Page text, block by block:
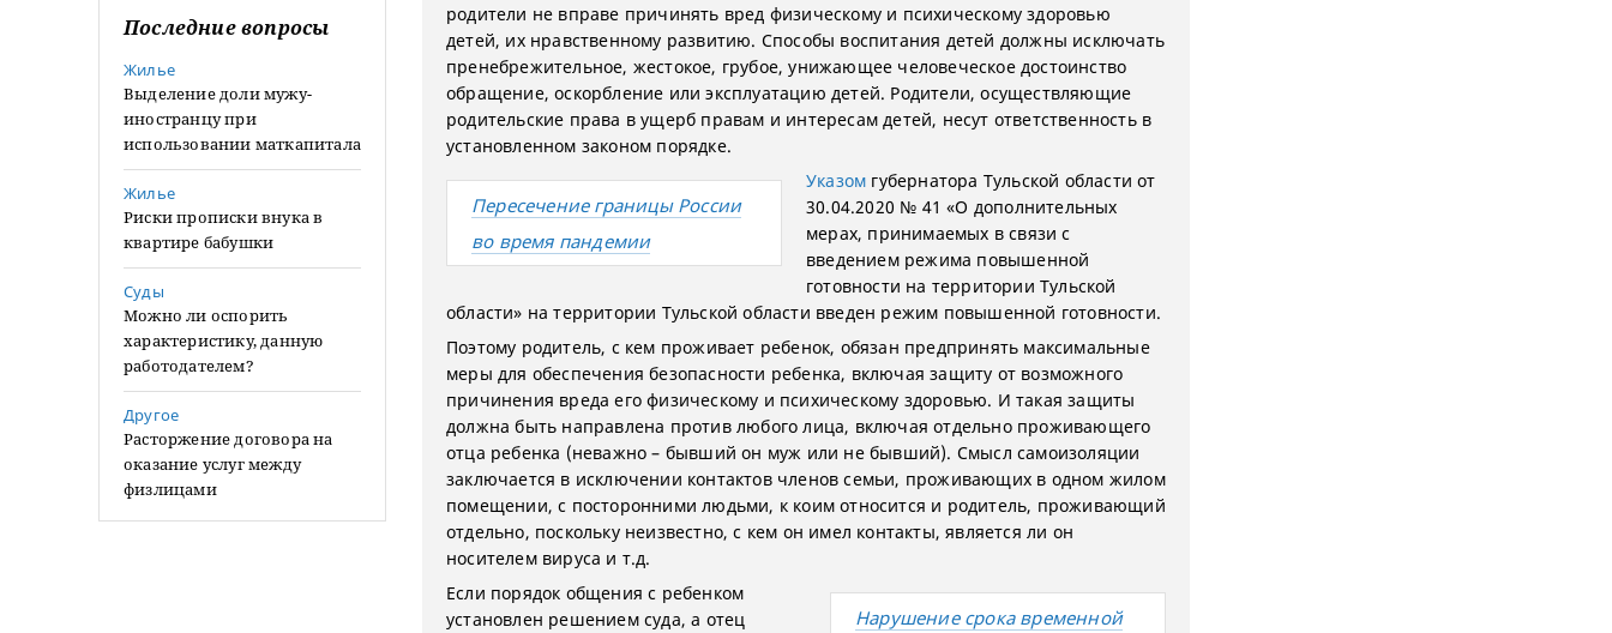
Последние вопросы
Жилье
Выделение доли мужу-
иностранцу при
использовании маткапитала
Жилье
Риски прописки внука в
квартире бабушки
Суды
Можно ли оспорить
характеристику, данную
работодателем?
Другое
Расторжение договора на
оказание услуг между
физлицами
родители не вправе причинять вред физическому и психическому здоровью
детей, их нравственному развитию. Способы воспитания детей должны исключать
пренебрежительное, жестокое, грубое, унижающее человеческое достоинство
обращение, оскорбление или эксплуатацию детей. Родители, осуществляющие
родительские права в ущерб правам и интересам детей, несут ответственность в
установленном законом порядке.
Пересечение границы России
во время пандемии
Указом губернатора Тульской области от
30.04.2020 № 41 «О дополнительных
мерах, принимаемых в связи с
введением режима повышенной
готовности на территории Тульской
области» на территории Тульской области введен режим повышенной готовности.
Поэтому родитель, с кем проживает ребенок, обязан предпринять максимальные
меры для обеспечения безопасности ребенка, включая защиту от возможного
причинения вреда его физическому и психическому здоровью. И такая защиты
должна быть направлена против любого лица, включая отдельно проживающего
отца ребенка (неважно – бывший он муж или не бывший). Смысл самоизоляции
заключается в исключении контактов членов семьи, проживающих в одном жилом
помещении, с посторонними людьми, к коим относится и родитель, проживающий
отдельно, поскольку неизвестно, с кем он имел контакты, является ли он
носителем вируса и т.д.
Нарушение срока временной
Если порядок общения с ребенком
установлен решением суда, а отец